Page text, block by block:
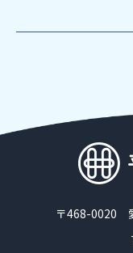
〒468-0020